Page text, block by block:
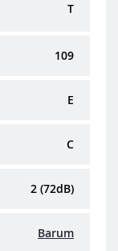
T
109
E
C
2 (72dB)
Barum